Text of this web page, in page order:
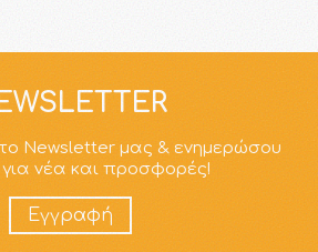
Newsletter μας & ενημερώσου
νέα και προσφορές!
Εγγραφή